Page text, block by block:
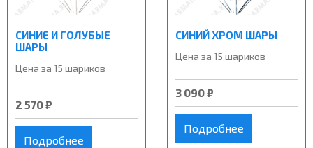
СИНИЕ И ГОЛУБЫЕ
ШАРЫ
Цена за 15 шариков
2 570 ₽
Подробнее
СИНИЙ ХРОМ ШАРЫ
Цена за 15 шариков
3 090 ₽
Подробнее